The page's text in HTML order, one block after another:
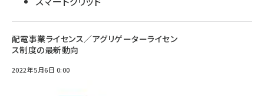
配電事業ライセンス／アグリゲーターライセン
ス制度の最新動向
2022年5月6日 0:00